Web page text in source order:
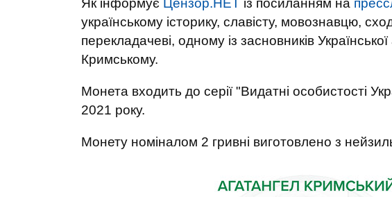
Як інформує Цензор.НЕТ із посиланням на
українському історику, славісту, мовознавцю,
перекладачеві, одному із засновників
Кримському.
Монета входить до серії "Видатні особистості
2021 року.
Монету номіналом 2 гривні виготовлено з